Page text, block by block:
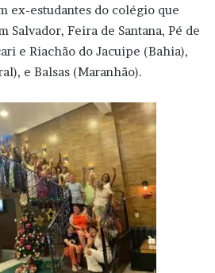
ex-estudantes do colégio que
Salvador, Feira de Santana, Pé de
e Riachão do Jacuipe (Bahia),
e Balsas (Maranhão).